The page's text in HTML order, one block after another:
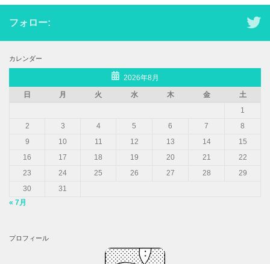
フォロー:
カレンダー
2026年8月
日
月 火 水 木 金
土
1
2
3 4 5 6 7
8
9
10 11 12 13 14
15
16
17 18 19 20 21
22
23
24 25 26 27 28
29
30
31
« 7月
プロフィール